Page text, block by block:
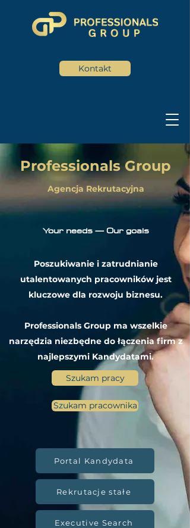
Kontakt
Professionals Group
Agencja Rekrutacyjna
Your needs — Our goals
Poszukiwanie i zatrudnianie
utalentowanych pracowników jest
kluczowe dla rozwoju biznesu.
Professionals Group ma wszelkie
narzędzia niezbędne do łączenia firm z
najlepszymi Kandydatami.
Szukam pracy
Szukam pracownika
Portal Kandydata
Rekrutacje stałe
Executive Search